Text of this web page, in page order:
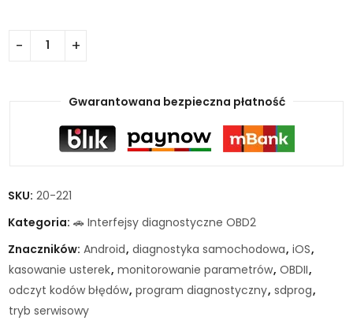
Gwarantowana bezpieczna płatność
SKU: 20-221
Kategoria: 🚗 Interfejsy diagnostyczne OBD2
Znaczników: Android, diagnostyka samochodowa, iOS,
kasowanie usterek, monitorowanie parametrów, OBDII,
odczyt kodów błędów, program diagnostyczny, sdprog,
tryb serwisowy